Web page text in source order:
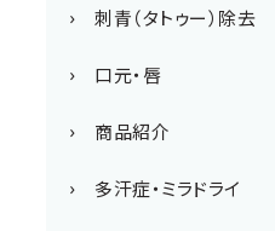
刺青（タトゥー）除去
口元・唇
商品紹介
多汗症・ミラドライ